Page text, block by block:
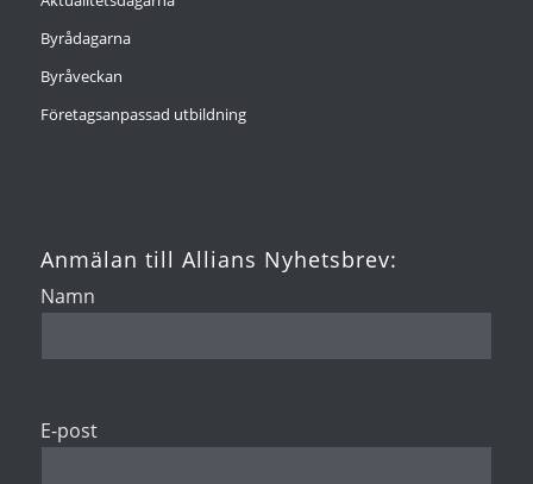
Byrådagarna
Byråveckan
Företagsanpassad utbildning
Anmälan till Allians Nyhetsbrev:
Namn
E-post